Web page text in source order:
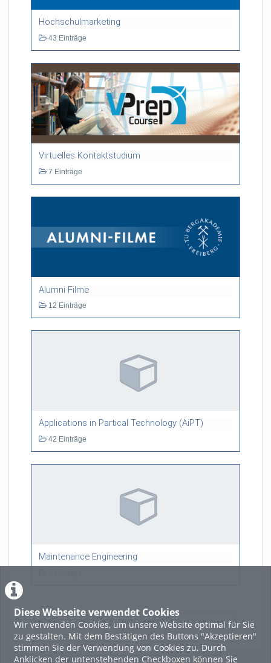
Diese Webseite verwendet Cookies
Wir verwenden Cookies, um unsere Website optimal für Sie
zu gestalten. Mit dem Bestätigen des Buttons "Akzeptieren"
stimmen Sie der Verwendung von Cookies zu. Durch
Anklicken der untenstehenden Checkboxen können Sie
Hochschulmarketing
43 Einträge
Virtuelles Kontaktstudium
7 Einträge
Alumni Filme
12 Einträge
Applications in Partical Technology (AiPT)
42 Einträge
Maintenance Engineering
LADE MEHR
Eigene